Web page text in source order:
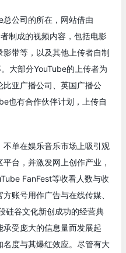
公司的所在，网站借由
制成的视频内容，包括电影
带等，以及其他上传者自制
大部分YouTube的上传者为
亚广播公司、英国广播公
也有合作伙伴计划，上传自
单在娱乐音乐市场上吸引观
台，并激发网上创作产业，
FanFest等收看人数与收
账号用作广告与在线传媒、
硅谷文化新创成功的经营典
受庞大的信息量而发展起
度与其爆红效应。尽管有大